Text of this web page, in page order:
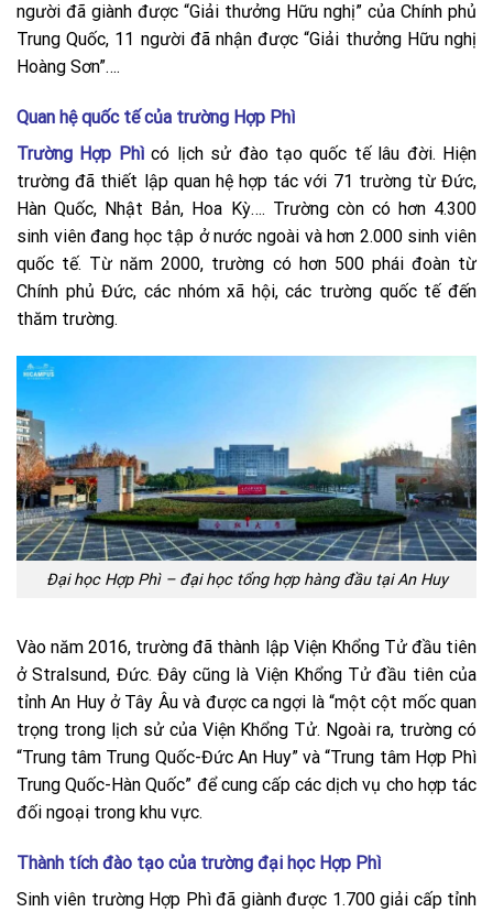
người đã giành được “Giải thưởng Hữu nghị” của Chính phủ
Trung Quốc, 11 người đã nhận được “Giải thưởng Hữu nghị
Hoàng Sơn”….
Quan hệ quốc tế của trường Hợp Phì
Trường Hợp Phìcó lịch sử đào tạo quốc tế lâu đời. Hiện
trường đã thiết lập quan hệ hợp tác với 71 trường từ Đức,
Hàn Quốc, Nhật Bản, Hoa Kỳ…. Trường còn có hơn 4.300
sinh viên đang học tập ở nước ngoài và hơn 2.000 sinh viên
quốc tế. Từ năm 2000, trường có hơn 500 phái đoàn từ
Chính phủ Đức, các nhóm xã hội, các trường quốc tế đến
thăm trường.
Đại học Hợp Phì – đại học tổng hợp hàng đầu tại An Huy
Vào năm 2016, trường đã thành lập Viện Khổng Tử đầu tiên
ở Stralsund, Đức. Đây cũng là Viện Khổng Tử đầu tiên của
tỉnh An Huy ở Tây Âu và được ca ngợi là “một cột mốc quan
trọng trong lịch sử của Viện Khổng Tử. Ngoài ra, trường có
“Trung tâm Trung Quốc-Đức An Huy” và “Trung tâm Hợp Phì
Trung Quốc-Hàn Quốc” để cung cấp các dịch vụ cho hợp tác
đối ngoại trong khu vực.
Thành tích đào tạo của trường đại học Hợp Phì
Sinh viên trường Hợp Phì đã giành được 1.700 giải cấp tỉnh